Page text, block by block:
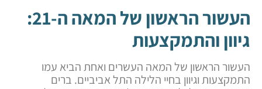
העשור הראשון של המאה ה-21:
גיוון והתמקצעות
העשור הראשון של המאה העשרים ואחת הביא עמו
התמקצעות וגיוון בחיי הלילה התל אביביים. ברים